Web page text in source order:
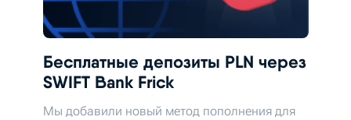
Бесплатные депозиты PLN через
SWIFT Bank Frick
Мы добавили новый метод пополнения для